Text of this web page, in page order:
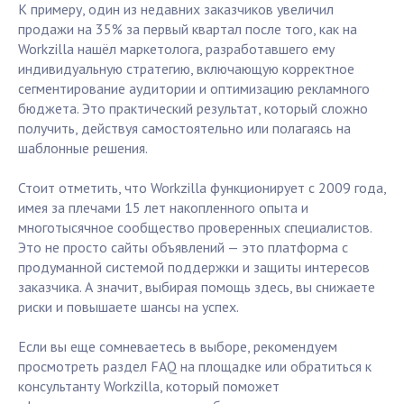
К примеру, один из недавних заказчиков увеличил
продажи на 35% за первый квартал после того, как на
Workzilla нашёл маркетолога, разработавшего ему
индивидуальную стратегию, включающую корректное
сегментирование аудитории и оптимизацию рекламного
бюджета. Это практический результат, который сложно
получить, действуя самостоятельно или полагаясь на
шаблонные решения.
Стоит отметить, что Workzilla функционирует с 2009 года,
имея за плечами 15 лет накопленного опыта и
многотысячное сообщество проверенных специалистов.
Это не просто сайты объявлений — это платформа с
продуманной системой поддержки и защиты интересов
заказчика. А значит, выбирая помощь здесь, вы снижаете
риски и повышаете шансы на успех.
Если вы еще сомневаетесь в выборе, рекомендуем
просмотреть раздел FAQ на площадке или обратиться к
консультанту Workzilla, который поможет